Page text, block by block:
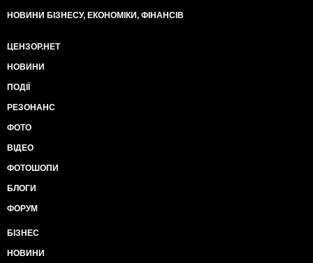
НОВИНИ БІЗНЕСУ, ЕКОНОМІКИ, ФІНАНСІВ
ЦЕНЗОР.НЕТ
НОВИНИ
ПОДІЇ
РЕЗОНАНС
ФОТО
ВІДЕО
ФОТОШОПИ
БЛОГИ
ФОРУМ
БІЗНЕС
НОВИНИ